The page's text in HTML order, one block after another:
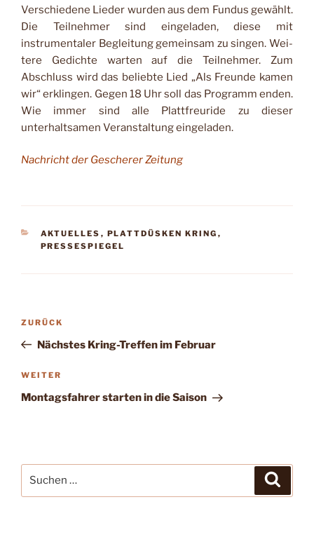
Verschiedene Lieder wurden aus dem Fun­dus gewählt.
Die Teilnehmer sind eingeladen, diese mit
instrumentaler Begleitung gemeinsam zu singen. Wei­
tere Gedichte warten auf die Teilnehmer. Zum
Abschluss wird das beliebte Lied „Als Freunde kamen
wir“ erklin­gen. Gegen 18 Uhr soll das Programm enden.
Wie im­mer sind alle Plattfreuride zu dieser
unterhaltsamen Ver­anstaltung eingeladen.
Nachricht der Gescherer Zeitung
KATEGORIEN
AKTUELLES , PLATTDÜSKEN KRING ,
PRESSESPIEGEL
Beitragsnavigation
Vorheriger
Beitrag
ZURÜCK
Nächstes Kring-Treffen im Februar
Nächster
Beitrag
WEITER
Montagsfahrer starten in die Saison
nach: